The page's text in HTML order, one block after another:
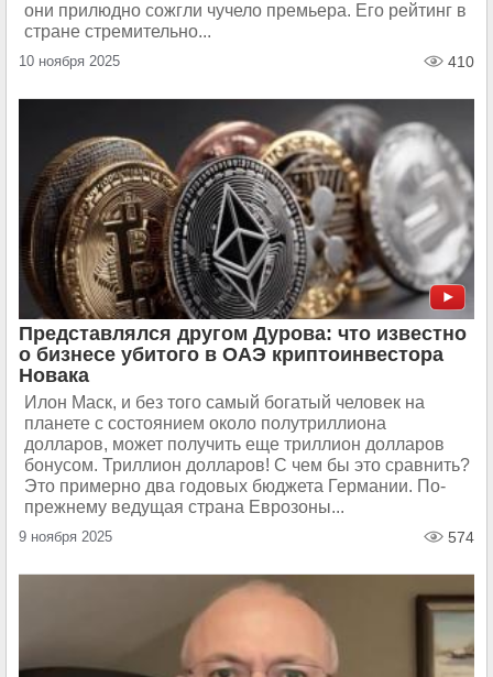
они прилюдно сожгли чучело премьера. Его рейтинг в
стране стремительно...
10 ноября 2025 410
Представлялся другом Дурова: что известно
о бизнесе убитого в ОАЭ криптоинвестора
Новака
Илон Маск, и без того самый богатый человек на
планете с состоянием около полутриллиона
долларов, может получить еще триллион долларов
бонусом. Триллион долларов! С чем бы это сравнить?
Это примерно два годовых бюджета Германии. По-
прежнему ведущая страна Еврозоны...
9 ноября 2025 574